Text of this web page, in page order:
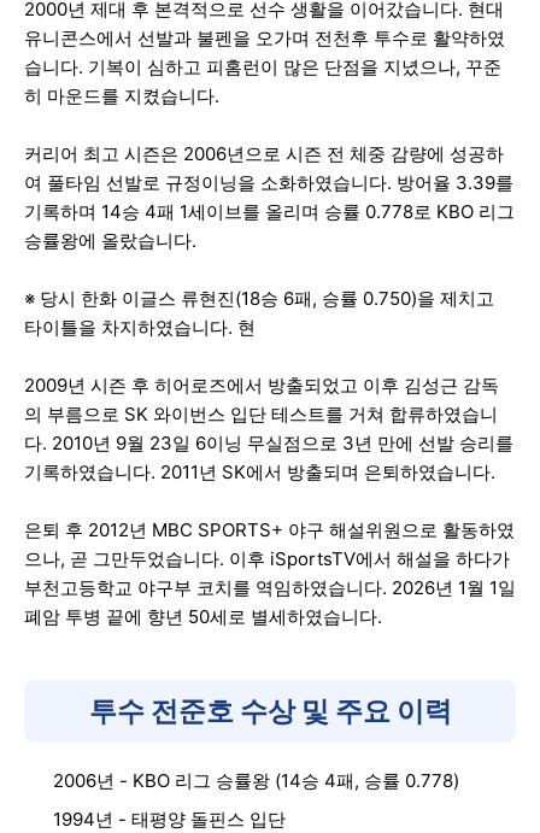
2000년 제대 후 본격적으로 선수 생활을 이어갔습니다. 현대
유니콘스에서 선발과 불펜을 오가며 전천후 투수로 활약하였
습니다. 기복이 심하고 피홈런이 많은 단점을 지녔으나, 꾸준
히 마운드를 지켰습니다.
커리어 최고 시즌은 2006년으로 시즌 전 체중 감량에 성공하
여 풀타임 선발로 규정이닝을 소화하였습니다. 방어율 3.39를
기록하며 14승 4패 1세이브를 올리며 승률 0.778로 KBO 리그
승률왕에 올랐습니다.
※ 당시 한화 이글스 류현진(18승 6패, 승률 0.750)을 제치고
타이틀을 차지하였습니다. 현
2009년 시즌 후 히어로즈에서 방출되었고 이후 김성근 감독
의 부름으로 SK 와이번스 입단 테스트를 거쳐 합류하였습니
다. 2010년 9월 23일 6이닝 무실점으로 3년 만에 선발 승리를
기록하였습니다. 2011년 SK에서 방출되며 은퇴하였습니다.
은퇴 후 2012년 MBC SPORTS+ 야구 해설위원으로 활동하였
으나, 곧 그만두었습니다. 이후 iSportsTV에서 해설을 하다가
부천고등학교 야구부 코치를 역임하였습니다. 2026년 1월 1일
폐암 투병 끝에 향년 50세로 별세하였습니다.
투수 전준호 수상 및 주요 이력
2006년 - KBO 리그 승률왕 (14승 4패, 승률 0.778)
1994년 - 태평양 돌핀스 입단